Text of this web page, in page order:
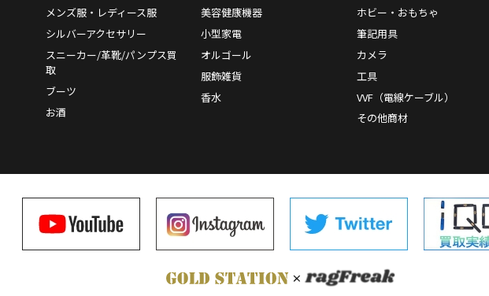
メンズ服・レディース服
シルバーアクセサリー
スニーカー/革靴/パンプス買
取
ブーツ
お酒
美容健康機器
小型家電
オルゴール
服飾雑貨
香水
ホビー・おもちゃ
筆記用具
カメラ
工具
VVF（電線ケーブル）
その他商材